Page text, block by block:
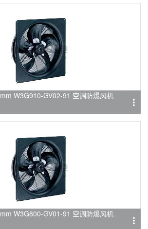
风机 910mm W3G910-GV02-91 空调防爆风机
风机 800mm W3G800-GV01-91 空调防爆风机